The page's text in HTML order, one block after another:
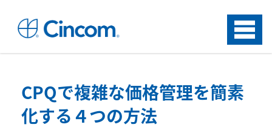
Menu
CPQで複雑な価格管理を簡素
化する４つの方法